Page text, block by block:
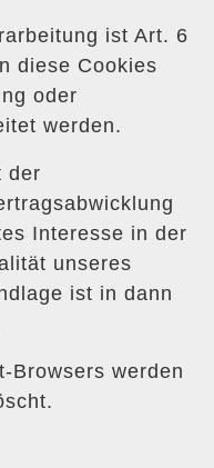
ist Art. 6
diese Cookies
oder
werden.
der
Interesse in der
unseres
ist in dann
Browsers werden